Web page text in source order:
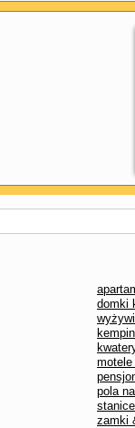
domki
pola
zamki